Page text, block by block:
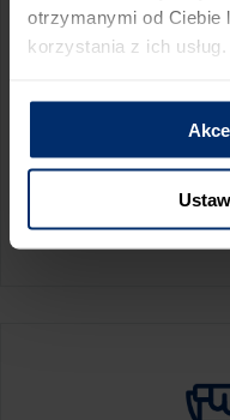
otrzymanymi od Ciebie
korzystania z ich usług.
Oblicz, jaką ilość
aby perfekcyjnie